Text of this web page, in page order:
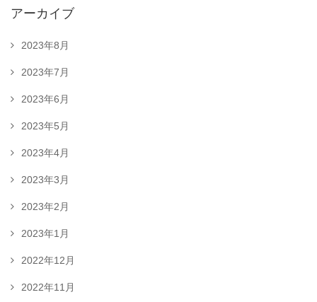
アーカイブ
2023年8月
2023年7月
2023年6月
2023年5月
2023年4月
2023年3月
2023年2月
2023年1月
2022年12月
2022年11月